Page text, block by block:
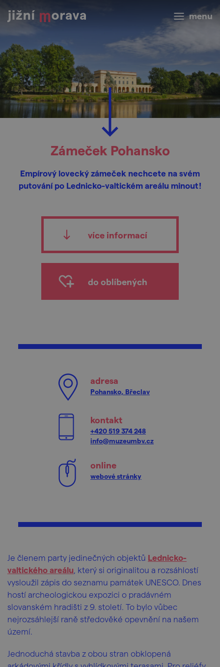
menu
Zámeček Pohansko
Empírový lovecký zámeček nechcete na svém
putování po Lednicko-valtickém areálu minout!
více informací
do oblíbených
adresa
Pohansko, Břeclav
kontakt
+420 519 374 248
info@muzeumbv.cz
online
webové stránky
Je členem party jedinečných objektů Lednicko-
valtického areálu , který si originalitou a rozsáhlostí
vysloužil zápis do seznamu památek UNESCO. Dnes
hostí archeologickou expozici o pradávném
slovanském hradišti z 9. století. To bylo vůbec
nejrozsáhlejší raně středověké opevnění na našem
území.
Jednoduchá stavba z obou stran obklopená